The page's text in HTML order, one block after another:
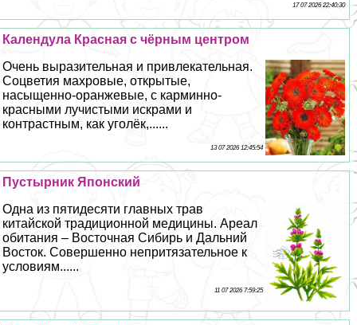
17 07 2026 22:40:30
Календула Красная с чёрным центром
Очень выразительная и привлекательная.
Соцветия махровые, открытые,
насыщенно-оранжевые, с карминно-
красными лучистыми искрами и
контрастным, как уголёк,......
13 07 2026 12:45:54
Пустырник Японский
Одна из пятидесяти главных трав
китайской традиционной медицины. Ареал
обитания – Восточная Сибирь и Дальний
Восток. Совершенно непритязательное к
условиям......
11 07 2026 7:59:25